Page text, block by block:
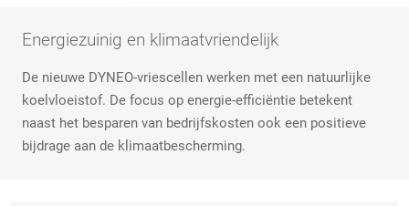
Energiezuinig en klimaatvriendelijk
De nieuwe DYNEO-vriescellen werken met een natuurlijke
koelvloeistof. De focus op energie-efficiëntie betekent
naast het besparen van bedrijfskosten ook een positieve
bijdrage aan de klimaatbescherming.